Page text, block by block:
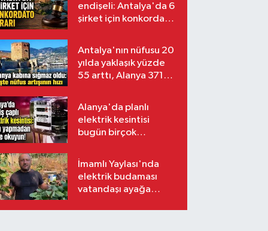
endişeli: Antalya'da 6
şirket için konkordato
Antalya'nın nüfusu 20
yılda yaklaşık yüzde
55 arttı, Alanya 371
Alanya'da planlı
elektrik kesintisi
bugün birçok
İmamlı Yaylası'nda
elektrik budaması
vatandaşı ayağa